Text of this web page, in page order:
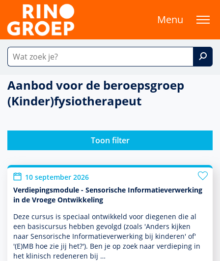
Menu
Aanbod voor de beroepsgroep
(Kinder)fysiotherapeut
Toon filter
10 september 2026
Verdiepingsmodule - Sensorische Informatieverwerking
in de Vroege Ontwikkeling
Deze cursus is speciaal ontwik­keld voor diegenen die al
een basis­cursus hebben gevolgd (zoals 'Anders kijken
naar Sensorische Informatieverwerking bij kin­de­ren' of'
'(E)MB hoe zie jij het?'). Ben je op zoek naar verdieping in
het klinisch redeneren bij …